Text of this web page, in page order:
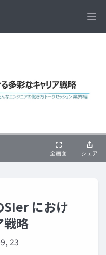
SIer におけ
戦略
23